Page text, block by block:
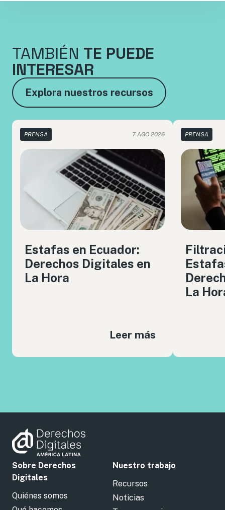
TAMBIÉN TE PUEDE
INTERESAR
Explora nuestros recursos
PRENSA 7 AGO 2026
Estafas en Ecuador:
Derechos Digitales en
La Hora
Leer más
PRENSA
La
Sobre Derechos
Digitales
Quiénes somos
Nuestro trabajo
Recursos
Noticias